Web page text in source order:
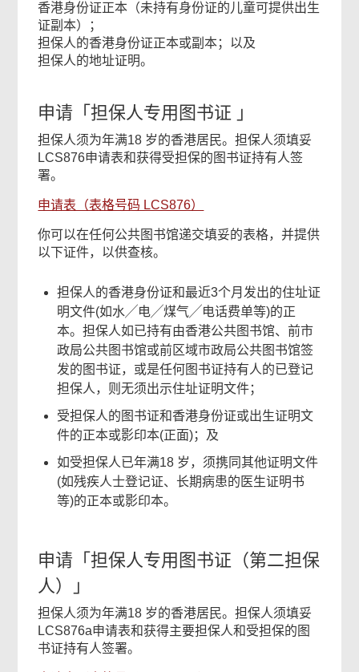
香港身份证正本（未持有身份证的儿童可提供出生
证副本）；
担保人的香港身份证正本或副本；以及
担保人的地址证明。
申请「担保人专用图书证 」
担保人须为年满18 岁的香港居民。担保人须填妥
LCS876申请表和获得受担保的图书证持有人签
署。
申请表（表格号码 LCS876）
你可以在任何公共图书馆递交填妥的表格，并提供
以下证件，以供查核。
担保人的香港身份证和最近3个月发出的住址证
明文件(如水╱电╱煤气╱电话费单等)的正
本。担保人如已持有由香港公共图书馆、前市
政局公共图书馆或前区域市政局公共图书馆签
发的图书证，或是任何图书证持有人的已登记
担保人，则无须出示住址证明文件；
受担保人的图书证和香港身份证或出生证明文
件的正本或影印本(正面)；及
如受担保人已年满18 岁，须携同其他证明文件
(如残疾人士登记证、长期病患的医生证明书
等)的正本或影印本。
申请「担保人专用图书证（第二担保
人）」
担保人须为年满18 岁的香港居民。担保人须填妥
LCS876a申请表和获得主要担保人和受担保的图
书证持有人签署。